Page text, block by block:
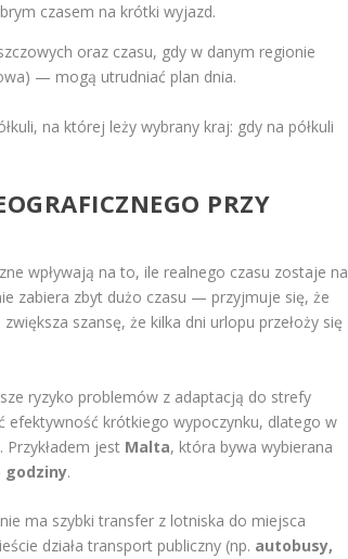
czasem na krótki wyjazd.
oraz czasu, gdy w danym regionie
— mogą utrudniać plan dnia.
na której leży wybrany kraj: gdy na półkuli
PRZY
wpływają na to, ile realnego czasu zostaje na
zabiera zbyt dużo czasu — przyjmuje się, że
szansę, że kilka dni urlopu przełoży się
ryzyko problemów z adaptacją do strefy
efektywność krótkiego wypoczynku, dlatego w
jest Malta, która bywa wybierana
godziny.
ma szybki transfer z lotniska do miejsca
działa transport publiczny (np. autobusy,